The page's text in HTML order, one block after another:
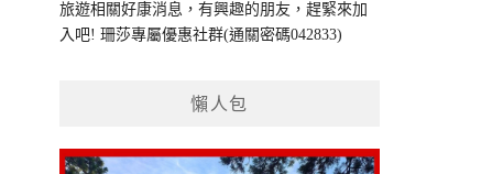
旅遊相關好康消息，有興趣的朋友，趕緊來加
入吧!珊莎專屬優惠社群(通關密碼042833)
懶人包